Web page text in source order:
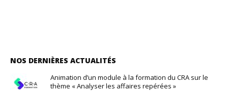
NOS DERNIÈRES ACTUALITÉS
Animation d’un module à la formation du CRA sur le
thème « Analyser les affaires repérées »